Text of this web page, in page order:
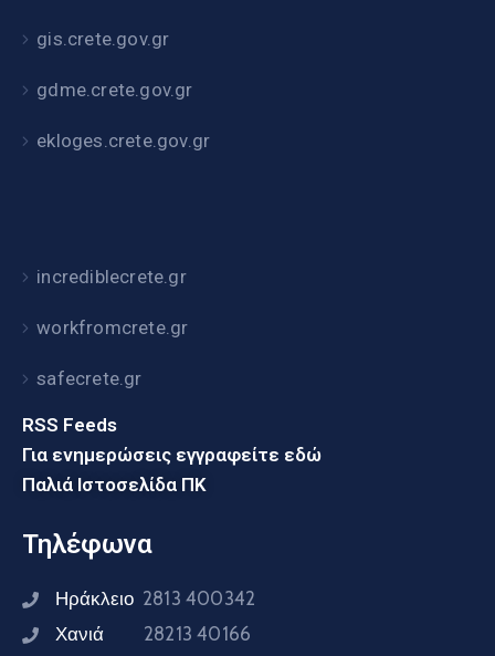
gis.crete.gov.gr
gdme.crete.gov.gr
ekloges.crete.gov.gr
incrediblecrete.gr
workfromcrete.gr
safecrete.gr
RSS Feeds
Για ενημερώσεις εγγραφείτε εδώ
Παλιά Ιστοσελίδα ΠΚ
Τηλέφωνα
Ηράκλειο 2813 400342
Χανιά 28213 40166